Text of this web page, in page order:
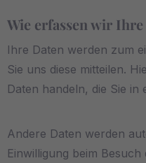
Wie erfassen wir Ihre
Ihre Daten werden zum
Sie uns diese mitteilen.
Daten handeln, die Sie
Andere Daten werden
Einwilligung beim